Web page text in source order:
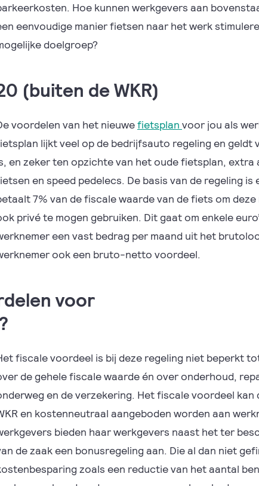
Hoe kunnen werkgevers aan
eenvoudige manier fietsen naar het werk
doelgroep?
(buiten de WKR)
voordelen van het nieuwefietsplan voor jou als
lijkt veel op de bedrijfsauto regeling en geldt
en zeker ten opzichte van het oude fietsplan,
en speed pedelecs. De basis van de regeling is
7% van de fiscale waarde van de fiets om
privé te mogen gebruiken. Dit gaat om enkele
een vast bedrag per maand uit het
ook een bruto-netto voordeel.
voor
fiscale voordeel is bij deze regeling niet beperkt
de gehele fiscale waarde én over onderhoud,
en de verzekering. Het fiscale voordeel
en kostenneutraal aangeboden worden aan
bieden haar werkgevers naast het ter
de zaak een bonusregeling aan. Die al dan niet
zoals een reductie van het aantal